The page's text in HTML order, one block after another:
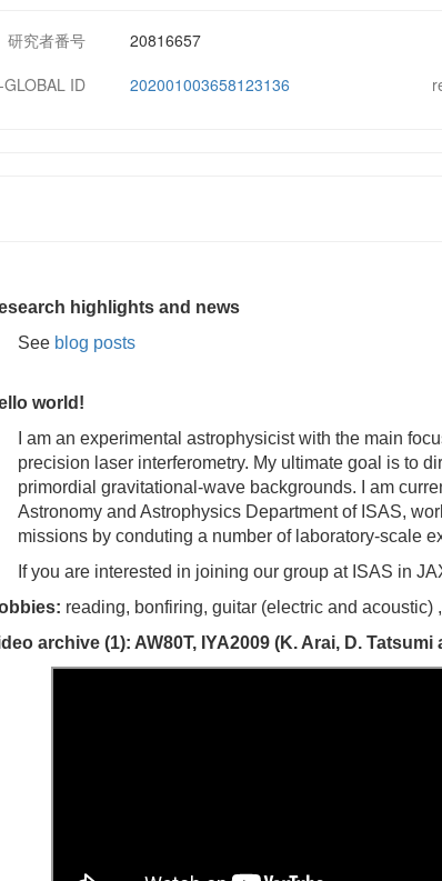
研究者番号 20816657
GLOBAL ID
202001003658123136
highlights and news
See blog posts
world!
I am an experimental astrophysicist with the main
precision laser interferometry. My ultimate goal is to
primordial gravitational-wave backgrounds. I am
Astronomy and Astrophysics Department of ISAS,
missions by conduting a number of laboratory-scale
If you are interested in joining our group at ISAS in
reading, bonfiring, guitar (electric and acoustic)
archive (1): AW80T, IYA2009 (K. Arai, D. Tatsumi